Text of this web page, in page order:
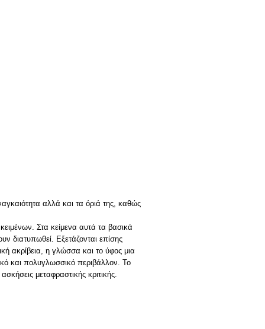
αλλά και τα όριά της, καθώς
Στα κείμενα αυτά τα βασικά
διατυπωθεί. Εξετάζονται επίσης
ακρίβεια, η γλώσσα και το ύφος μια
και πολυγλωσσικό περιβάλλον. Το